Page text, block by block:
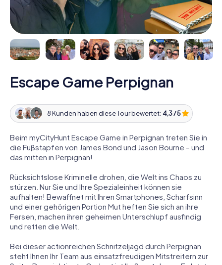
Escape Game Perpignan
8 Kunden haben diese Tour bewertet: 4,3 / 5
Beim myCityHunt Escape Game in Perpignan treten Sie in
die Fußstapfen von James Bond und Jason Bourne – und
das mitten in Perpignan!
Rücksichtslose Kriminelle drohen, die Welt ins Chaos zu
stürzen. Nur Sie und Ihre Spezialeinheit können sie
aufhalten! Bewaffnet mit Ihren Smartphones, Scharfsinn
und einer gehörigen Portion Mut heften Sie sich an ihre
Fersen, machen ihren geheimen Unterschlupf ausfindig
und retten die Welt.
Bei dieser actionreichen Schnitzeljagd durch Perpignan
steht Ihnen Ihr Team aus einsatzfreudigen Mitstreitern zur